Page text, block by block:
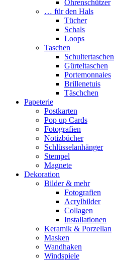
Ohrenschützer
… für den Hals
Tücher
Schals
Loops
Taschen
Schultertaschen
Gürteltaschen
Portemonnaies
Brillenetuis
Täschchen
Papeterie
Postkarten
Pop up Cards
Fotografien
Notizbücher
Schlüsselanhänger
Stempel
Magnete
Dekoration
Bilder & mehr
Fotografien
Acrylbilder
Collagen
Installationen
Keramik & Porzellan
Masken
Wandhaken
Windspiele